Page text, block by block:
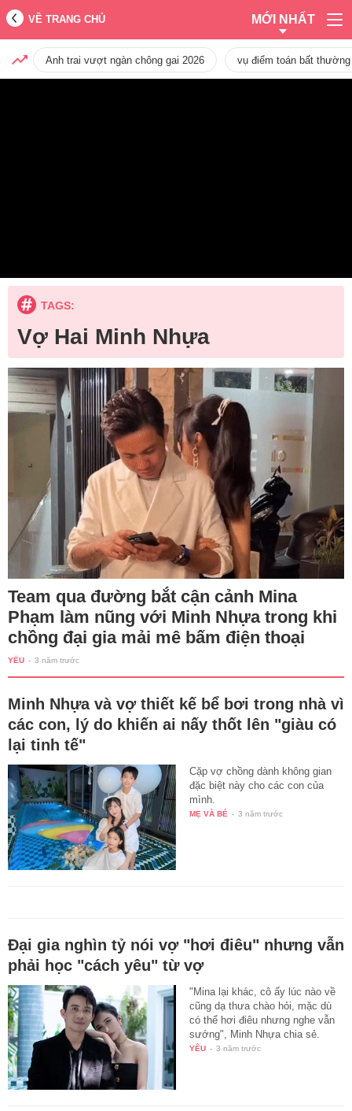
VỀ TRANG CHỦ MỚI NHẤT
Anh trai vượt ngàn chông gai 2026 vụ điểm toán bất
TAGS:
Vợ Hai Minh Nhựa
Team qua đường bắt cận cảnh Mina
Phạm làm nũng với Minh Nhựa trong khi
chồng đại gia mải mê bấm điện thoại
YÊU - 3 năm trước
Minh Nhựa và vợ thiết kế bể bơi trong nhà vì
các con, lý do khiến ai nấy thốt lên "giàu có
lại tinh tế"
Cặp vợ chồng dành không gian
đặc biệt này cho các con của
mình.
MẸ VÀ BÉ - 3 năm trước
Đại gia nghìn tỷ nói vợ "hơi điêu" nhưng vẫn
phải học "cách yêu" từ vợ
"Mina lại khác, cô ấy lúc nào về
cũng dạ thưa chào hỏi, mặc dù
có thể hơi điêu nhưng nghe vẫn
sướng", Minh Nhựa chia sẻ.
YÊU - 3 năm trước